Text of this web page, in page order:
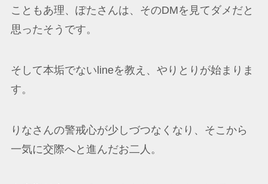
こともあ理、ぽたさんは、そのDMを見てダメだと
思ったそうです。
そして本垢でないlineを教え、やりとりが始まりま
す。
りなさんの警戒心が少しづつなくなり、そこから
一気に交際へと進んだお二人。